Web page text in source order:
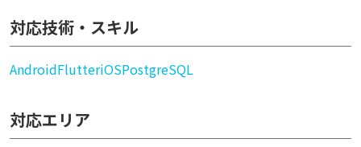
対応技術・スキル
AndroidFlutteriOSPostgreSQL
対応エリア